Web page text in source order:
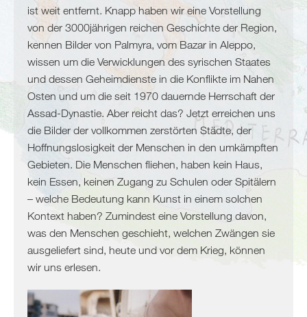
Malta
Marokko
Algerien
Tunesien
Libyen
Malta
Nördliche
Mittelmeerküste
Spanien
Frankreich
Italien
Balkan
Slowenien
Kroatien
Montenegro
Bosnien
ist weit entfernt. Knapp haben wir eine Vorstellung
von der 3000jährigen reichen Geschichte der Region,
kennen Bilder von Palmyra, vom Bazar in Aleppo,
wissen um die Verwicklungen des syrischen Staates
und dessen Geheimdienste in die Konflikte im Nahen
Osten und um die seit 1970 dauernde Herrschaft der
Assad-Dynastie. Aber reicht das? Jetzt erreichen uns
die Bilder der vollkommen zerstörten Städte, der
Hoffnungslosigkeit der Menschen in den umkämpften
Gebieten. Die Menschen fliehen, haben kein Haus,
kein Essen, keinen Zugang zu Schulen oder Spitälern
– welche Bedeutung kann Kunst in einem solchen
Kontext haben? Zumindest eine Vorstellung davon,
was den Menschen geschieht, welchen Zwängen sie
ausgeliefert sind, heute und vor dem Krieg, können
wir uns erlesen.